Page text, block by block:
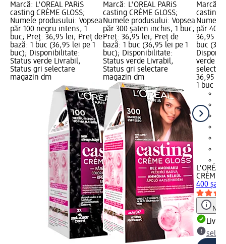
Marcă: L'ORÉAL PARiS
casting CRÈME GLOSS;
Numele produsului: Vopsea
păr 100 negru intens, 1
buc; Preț: 36,95 lei; Preț de
bază: 1 buc (36,95 lei pe 1
buc); Disponibilitate:
Status verde Livrabil,
Status gri selectare
magazin dm
Marcă: L'ORÉAL PARiS
casting CRÈME GLOSS;
Numele produsului: Vopsea
păr 300 şaten inchis, 1 buc;
Preț: 36,95 lei; Preț de
bază: 1 buc (36,95 lei pe 1
buc); Disponibilitate:
Status verde Livrabil,
Status gri selectare
magazin dm
Marcă:
casting
Numele
păr 400
36,95
buc
verde
36,95 lei
1 buc
CRÈME
400
Notă